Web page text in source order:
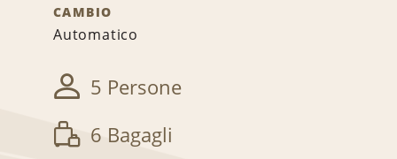
CAMBIO
Automatico
5 Persone
6 Bagagli